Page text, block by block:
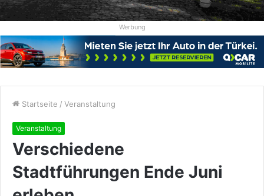
Werbung
Startseite / Veranstaltung
Veranstaltung
Verschiedene
Stadtführungen Ende Juni